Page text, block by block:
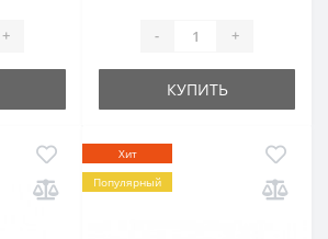
+ - +
КУПИТЬ
Хит
Популярный